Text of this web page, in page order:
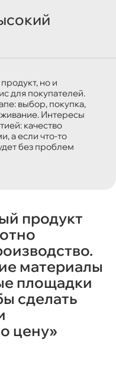
но и
для покупателей.
выбор, покупка,
Интересы
качество
а если что-то
без проблем
продукт
материалы
площадки
сделать
цену»